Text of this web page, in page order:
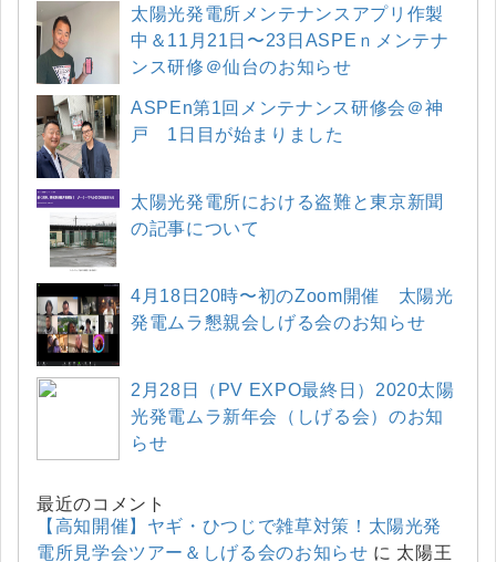
太陽光発電所メンテナンスアプリ作製
中＆11月21日〜23日ASPEｎメンテナ
ンス研修＠仙台のお知らせ
ASPEn第1回メンテナンス研修会＠神
戸 1日目が始まりました
太陽光発電所における盗難と東京新聞
の記事について
4月18日20時〜初のZoom開催 太陽光
発電ムラ懇親会しげる会のお知らせ
2月28日（PV EXPO最終日）2020太陽
光発電ムラ新年会（しげる会）のお知
らせ
最近のコメント
【高知開催】ヤギ・ひつじで雑草対策！太陽光発
電所見学会ツアー＆しげる会のお知らせ に 太陽王